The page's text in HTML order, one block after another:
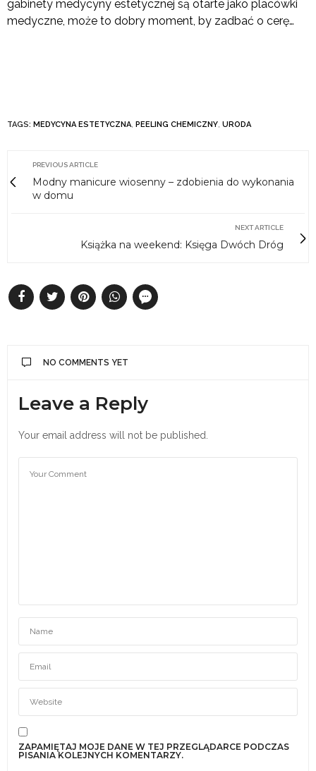
gabinety medycyny estetycznej są otarte jako placówki
medyczne, może to dobry moment, by zadbać o cerę…
TAGS: MEDYCYNA ESTETYCZNA, PEELING CHEMICZNY, URODA
PREVIOUS ARTICLE
Modny manicure wiosenny – zdobienia do wykonania
w domu
NEXT ARTICLE
Książka na weekend: Księga Dwóch Dróg
NO COMMENTS YET
Leave a Reply
Your email address will not be published.
ZAPAMIĘTAJ MOJE DANE W TEJ PRZEGLĄDARCE PODCZAS
PISANIA KOLEJNYCH KOMENTARZY.